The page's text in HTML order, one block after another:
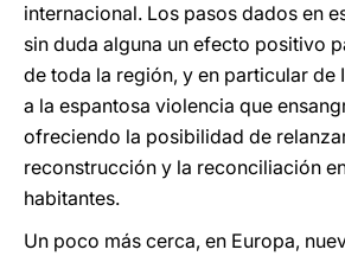
internacional. Los pasos dados en
sin duda alguna un efecto positivo
de toda la región, y en particular de
a la espantosa violencia que
ofreciendo la posibilidad de
reconstrucción y la reconciliación
habitantes.
Un poco más cerca, en Europa,